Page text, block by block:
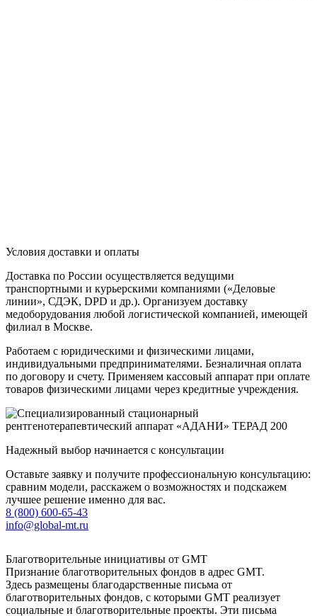
Условия доставки и оплаты
Доставка по России осуществляется ведущими
транспортными и курьерскими компаниями («Деловые
линии», СДЭК, DPD и др.). Организуем доставку
медоборудования любой логистической компанией, имеющей
филиал в Москве.
Работаем с юридическими и физическими лицами,
индивидуальными предпринимателями. Безналичная оплата
по договору и счету. Применяем кассовый аппарат при оплате
товаров физическими лицами через кредитные учреждения.
Надежный выбор начинается с консультации
Оставьте заявку и получите профессиональную консультацию:
сравним модели, расскажем о возможностях и подскажем
лучшее решение именно для вас.
8 (800) 600-65-43
info@global-mt.ru
Благотворительные инициативы от GMT
Признание благотворительных фондов в адрес GMT.
Здесь размещены благодарственные письма от
благотворительных фондов, с которыми GMT реализует
социальные и благотворительные проекты. Эти письма